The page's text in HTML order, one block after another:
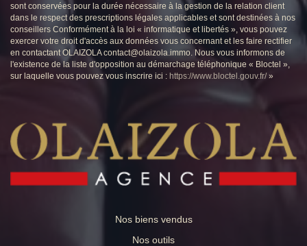
sont conservées pour la durée nécessaire à la gestion de la relation client
dans le respect des prescriptions légales applicables et sont destinées à nos
conseillers Conformément à la loi « informatique et libertés », vous pouvez
exercer votre droit d'accès aux données vous concernant et les faire rectifier
en contactant OLAIZOLA contact@olaizola.immo. Nous vous informons de
l'existence de la liste d'opposition au démarchage téléphonique « Bloctel »,
sur laquelle vous pouvez vous inscrire ici : https://www.bloctel.gouv.fr/»
Nos biens vendus
Nos outils